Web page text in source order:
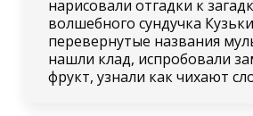
нарисовали отгадки к
волшебного сундучка
перевернутые названия
нашли клад, испробовали
фрукт, узнали как чихают